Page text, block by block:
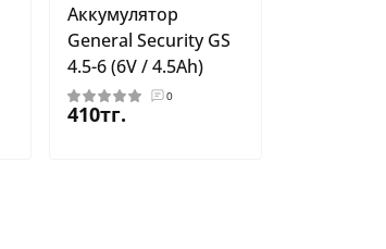
Аккумулятор
General Security GS
4.5-6 (6V / 4.5Ah)
0
410тг.